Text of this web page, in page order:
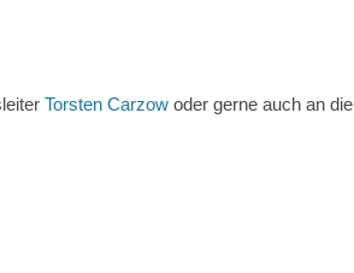
Torsten Carzowoder gerne auch an die